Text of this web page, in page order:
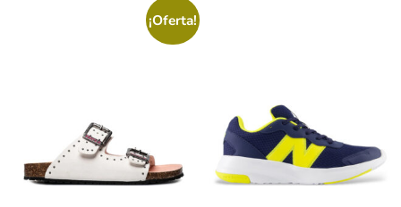
Primavera/Verano
Outlet
¡Oferta!